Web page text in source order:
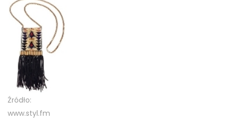
Źródło:
www.styl.fm